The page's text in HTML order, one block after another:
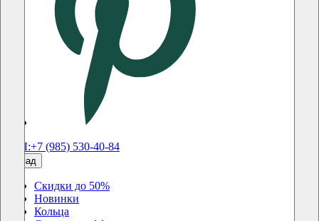
ТЕЛ:+7 (985) 530-40-84
назад
Скидки до 50%
Новинки
Кольца